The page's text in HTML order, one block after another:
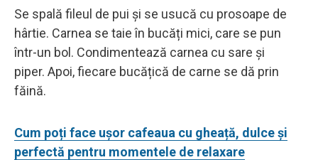
Se spală fileul de pui și se usucă cu prosoape de
hârtie. Carnea se taie în bucăți mici, care se pun
într-un bol. Condimentează carnea cu sare și
piper. Apoi, fiecare bucățică de carne se dă prin
făină.
Cum poți face ușor cafeaua cu gheață, dulce și
perfectă pentru momentele de relaxare